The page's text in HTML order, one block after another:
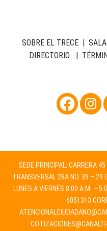
SOBRE EL TRECE|
DIRECTORIO
SEDE PRINCIPAL: CARRERA
TRANSVERSAL 28A NO. 39 – 29
LUNES A VIERNES 8:00 A.M. –
6051313